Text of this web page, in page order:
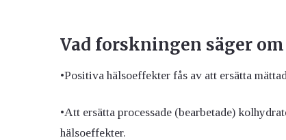
Vad forskningen säger
•Positiva hälsoeffekter fås av att ersätta
•Att ersätta processade (bearbetade)
hälsoeffekter.